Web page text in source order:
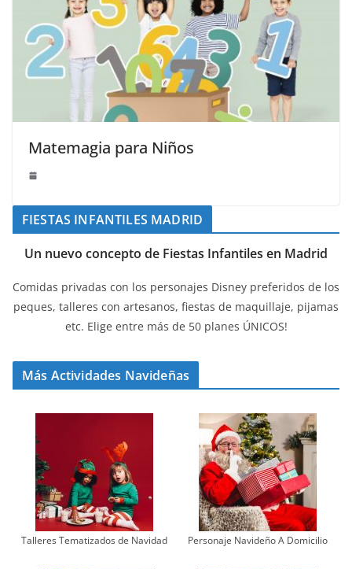
Matemagia para Niños
FIESTAS INFANTILES MADRID
Un nuevo concepto de Fiestas Infantiles en Madrid
Comidas privadas con los personajes Disney preferidos de los
peques, talleres con artesanos, fiestas de maquillaje, pijamas
etc. Elige entre más de 50 planes ÚNICOS!
Más Actividades Navideñas
Talleres Tematizados de Navidad Personaje Navideño A Domicilio